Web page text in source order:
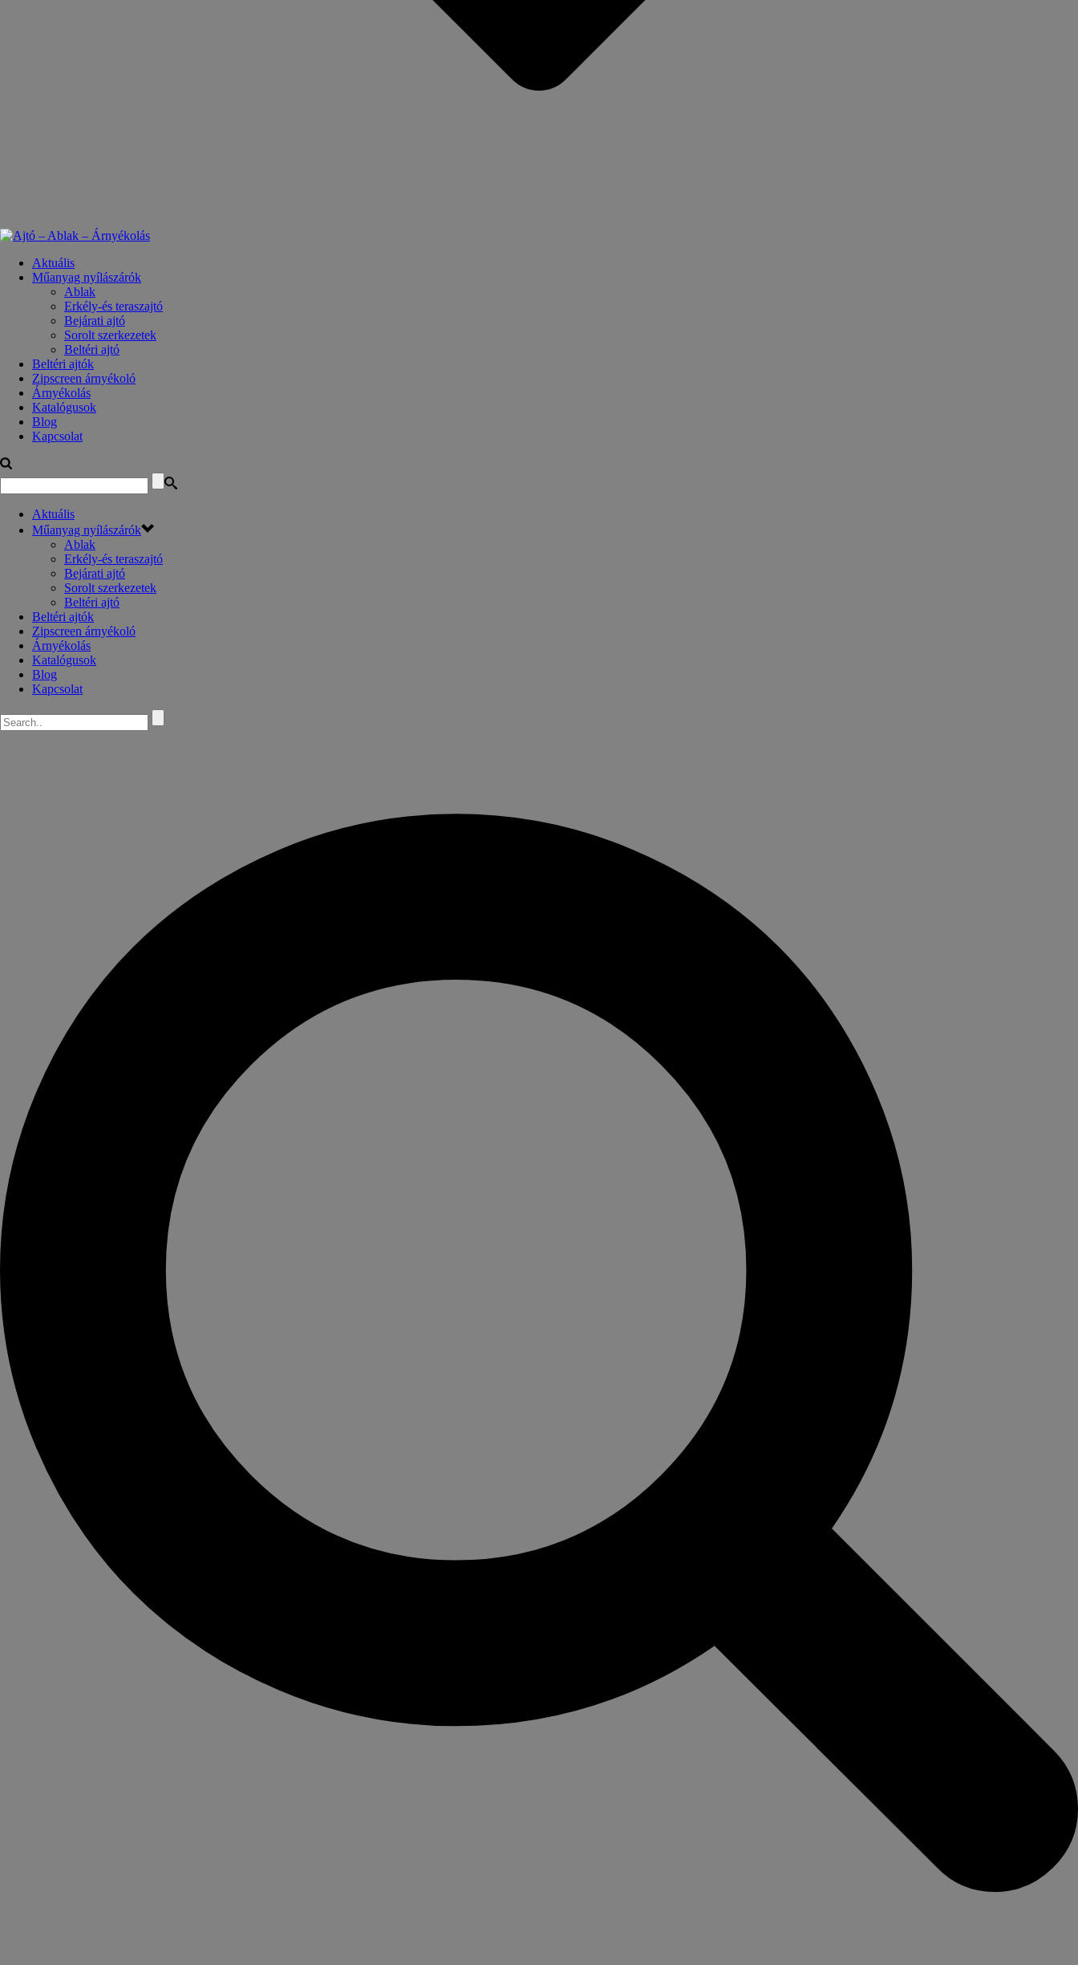
Aktuális
Műanyag nyílászárók
Ablak
Erkély-és teraszajtó
Bejárati ajtó
Sorolt szerkezetek
Beltéri ajtó
Beltéri ajtók
Zipscreen árnyékoló
Árnyékolás
Katalógusok
Blog
Kapcsolat
Aktuális
Műanyag nyílászárók
Ablak
Erkély-és teraszajtó
Bejárati ajtó
Sorolt szerkezetek
Beltéri ajtó
Beltéri ajtók
Zipscreen árnyékoló
Árnyékolás
Katalógusok
Blog
Kapcsolat